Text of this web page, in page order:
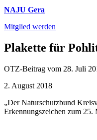
NAJU Gera
Mitglied werden
Plakette für
OTZ-Beitrag vom 28. Juli
2. August 2018
„Der Naturschutzbund
Erkennungszeichen zum 25.